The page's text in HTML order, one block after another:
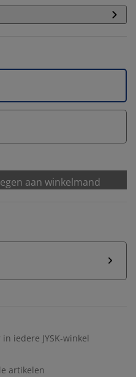
aan winkelmand
iedere JYSK-winkel
artikelen